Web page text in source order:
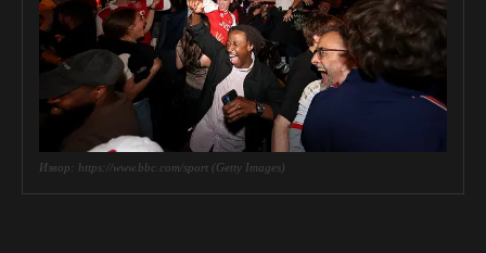
Извор: https://www.bbc.com/sport (Getty Images)